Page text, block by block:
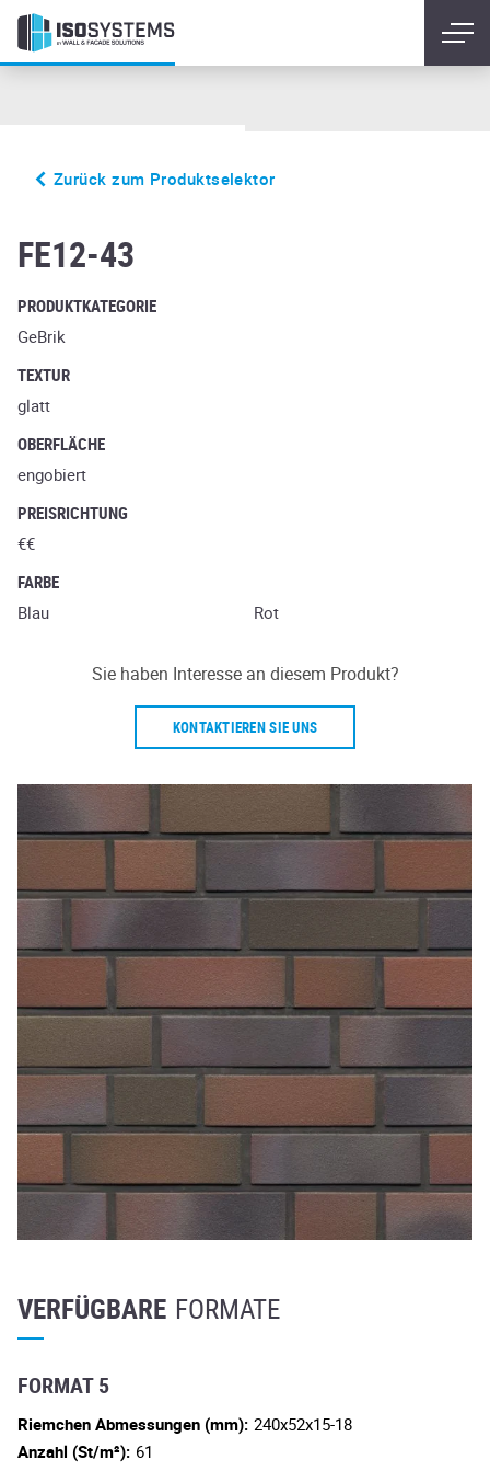
Zurück zum Produktselektor
FE12-43
PRODUKTKATEGORIE
GeBrik
TEXTUR
glatt
OBERFLÄCHE
engobiert
PREISRICHTUNG
€€
FARBE
Blau
Rot
Sie haben Interesse an diesem Produkt?
KONTAKTIEREN SIE UNS
VERFÜGBARE FORMATE
FORMAT 5
Riemchen Abmessungen (mm): 240x52x15-18
Anzahl (St/m²): 61